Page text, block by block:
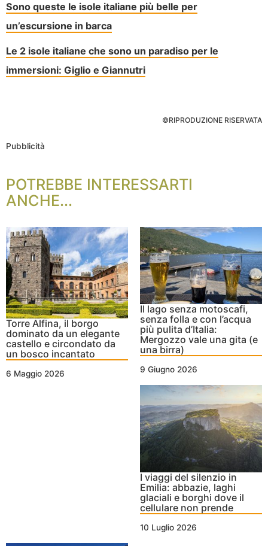
Sono queste le isole italiane più belle per
un’escursione in barca
Le 2 isole italiane che sono un paradiso per le
immersioni: Giglio e Giannutri
©RIPRODUZIONE RISERVATA
Pubblicità
POTREBBE INTERESSARTI
ANCHE...
Torre Alfina, il borgo
dominato da un elegante
castello e circondato da
un bosco incantato
6 Maggio 2026
Il lago senza motoscafi,
senza folla e con l’acqua
più pulita d’Italia:
Mergozzo vale una gita (e
una birra)
9 Giugno 2026
I viaggi del silenzio in
Emilia: abbazie, laghi
glaciali e borghi dove il
cellulare non prende
10 Luglio 2026